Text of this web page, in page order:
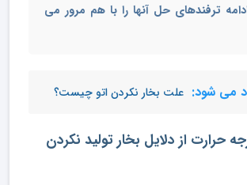
ترفندهای حل آنها را با هم مرور می
می شود: علت بخار نکردن اتو چیست؟
حرارت از دلایل بخار تولید نکردن